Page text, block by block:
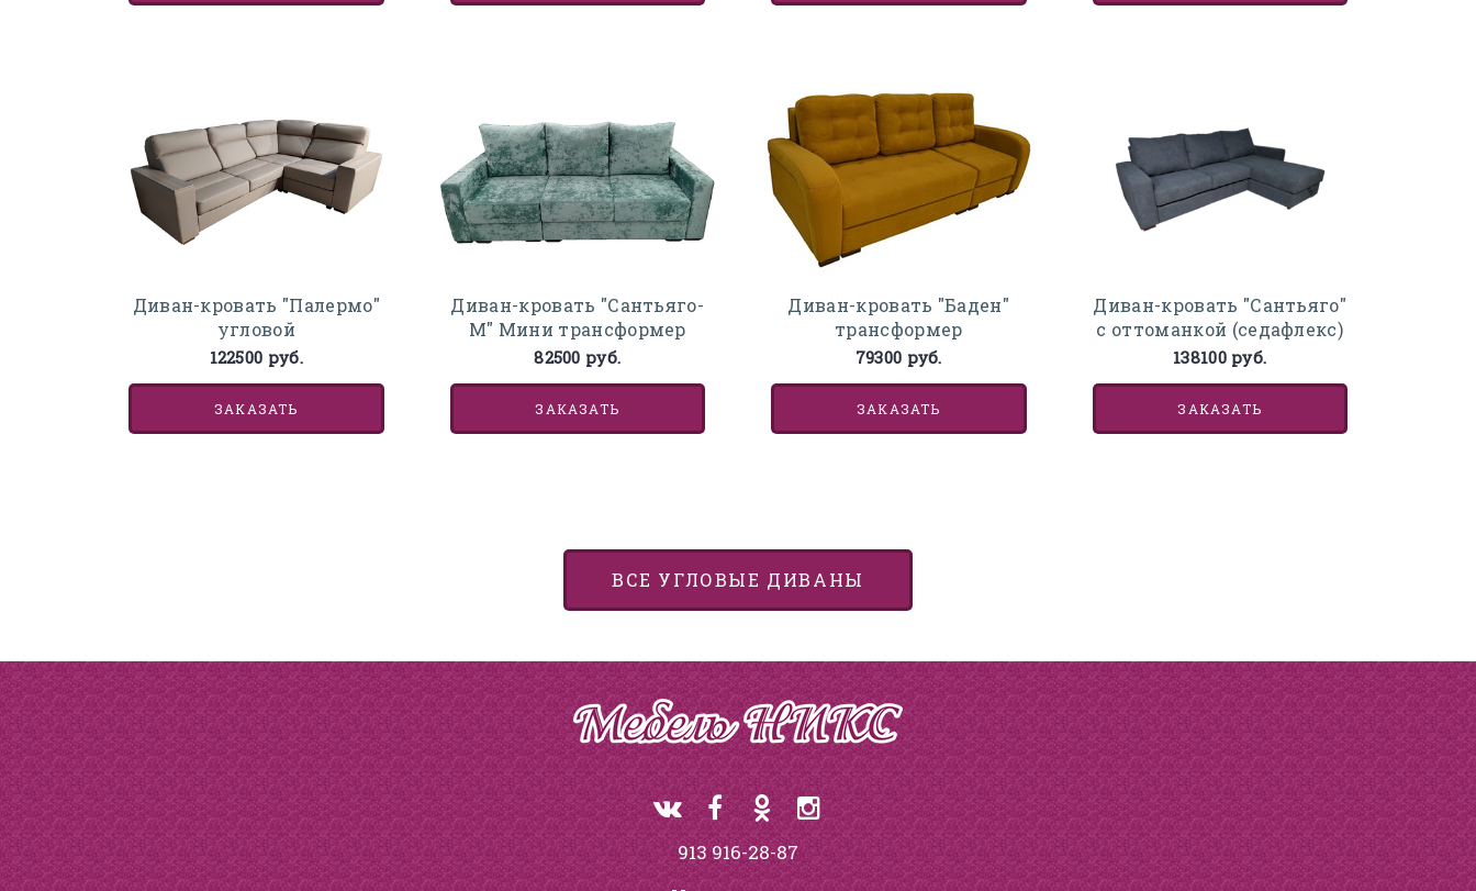
Диван-кровать "Палермо"
угловой
122500 руб.
ЗАКАЗАТЬ
Диван-кровать "Сантьяго-
М" Мини трансформер
82500 руб.
ЗАКАЗАТЬ
Диван-кровать "Баден"
трансформер
79300 руб.
ЗАКАЗАТЬ
Диван-кровать "Сантьяго"
с оттоманкой (седафлекс)
138100 руб.
ЗАКАЗАТЬ
ВСЕ УГЛОВЫЕ ДИВАНЫ
913 916-28-87